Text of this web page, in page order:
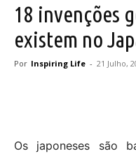
18 invenções
existem no
Por Inspiring Life - 21 Julho,
Os japoneses são